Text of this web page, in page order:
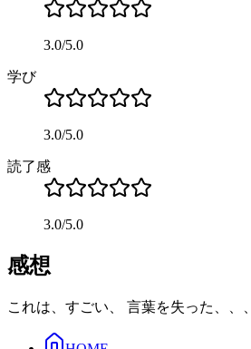
3.0/5.0
学び
3.0/5.0
読了感
3.0/5.0
感想
これは、すごい、 言葉を失った、、、